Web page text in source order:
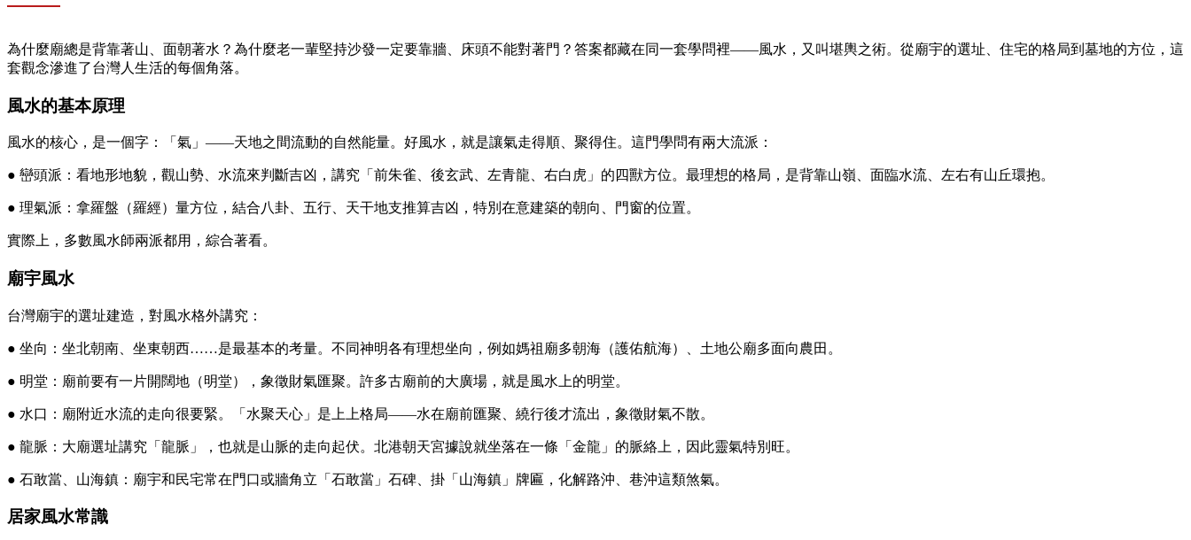
為什麼廟總是背靠著山、面朝著水？為什麼老一輩堅持沙發一定要靠牆、床頭不能對著門？答案都藏在同一套學問裡——風水，又叫堪輿之術。從廟宇的選址、住宅的格局到墓地的方位，這
套觀念滲進了台灣人生活的每個角落。
風水的基本原理
風水的核心，是一個字：「氣」——天地之間流動的自然能量。好風水，就是讓氣走得順、聚得住。這門學問有兩大流派：
● 巒頭派：看地形地貌，觀山勢、水流來判斷吉凶，講究「前朱雀、後玄武、左青龍、右白虎」的四獸方位。最理想的格局，是背靠山嶺、面臨水流、左右有山丘環抱。
● 理氣派：拿羅盤（羅經）量方位，結合八卦、五行、天干地支推算吉凶，特別在意建築的朝向、門窗的位置。
實際上，多數風水師兩派都用，綜合著看。
廟宇風水
台灣廟宇的選址建造，對風水格外講究：
● 坐向：坐北朝南、坐東朝西……是最基本的考量。不同神明各有理想坐向，例如媽祖廟多朝海（護佑航海）、土地公廟多面向農田。
● 明堂：廟前要有一片開闊地（明堂），象徵財氣匯聚。許多古廟前的大廣場，就是風水上的明堂。
● 水口：廟附近水流的走向很要緊。「水聚天心」是上上格局——水在廟前匯聚、繞行後才流出，象徵財氣不散。
● 龍脈：大廟選址講究「龍脈」，也就是山脈的走向起伏。北港朝天宮據說就坐落在一條「金龍」的脈絡上，因此靈氣特別旺。
● 石敢當、山海鎮：廟宇和民宅常在門口或牆角立「石敢當」石碑、掛「山海鎮」牌匾，化解路沖、巷沖這類煞氣。
居家風水常識